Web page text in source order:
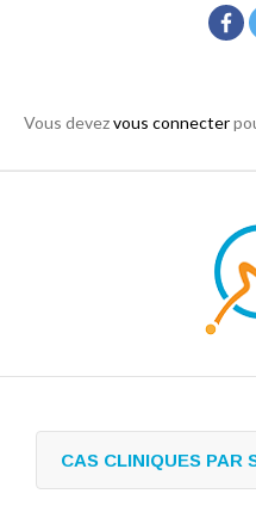
Vous devezvous connecter
CAS CLINIQUES PAR